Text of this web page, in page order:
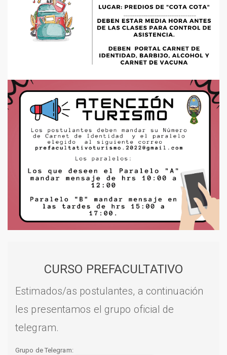
CURSO PREFACULTATIVO
Estimados/as postulantes, a continuación
les presentamos el grupo oficial de
telegram.
Grupo de Telegram: